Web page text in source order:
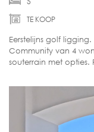
TE KOOP
Eerstelijns golf
Community van 4
souterrain met opties.